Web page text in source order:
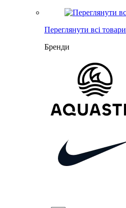
Переглянути всі товари
Бренди